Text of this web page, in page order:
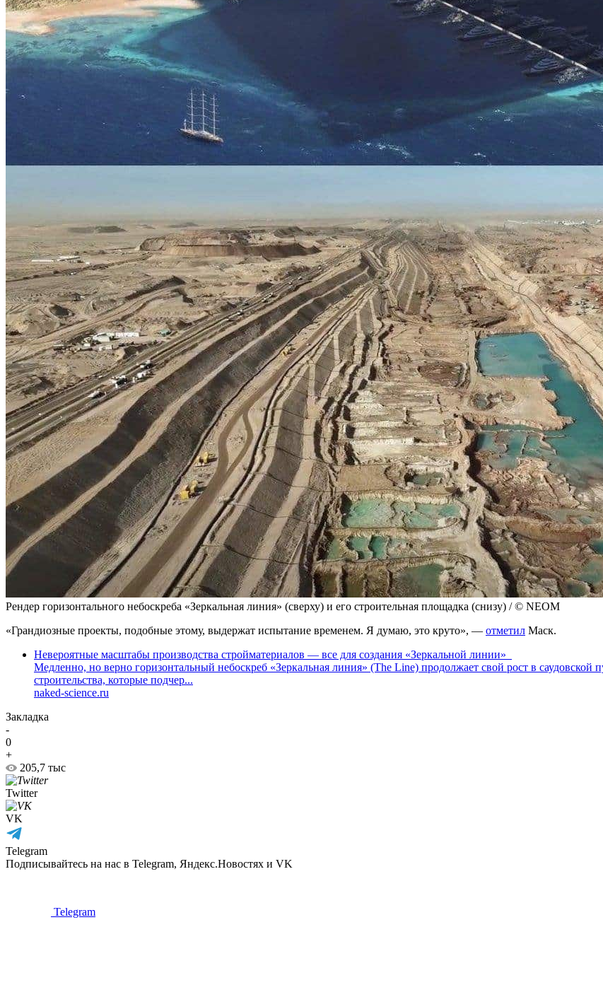
Рендер горизонтального небоскреба «Зеркальная линия» (сверху) и его строительная площадка (снизу) / © NEOM
«Грандиозные проекты, подобные этому, выдержат испытание временем. Я думаю, это круто», — отметил Маск.
Невероятные масштабы производства стройматериалов — все для создания «Зеркальной линии»
Медленно, но верно горизонтальный небоскреб «Зеркальная линия» (The Line) продолжает свой рост в
строительства, которые подчер...
naked-science.ru
Закладка
-
0
+
205,7 тыс
Twitter
VK
Telegram
Подписывайтесь на нас в Telegram, Яндекс.Новостях и VK
Telegram